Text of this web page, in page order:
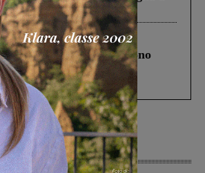
in A1 in cui morirono
Franco. Lo schianto, il
ai sorpassi fra tir....